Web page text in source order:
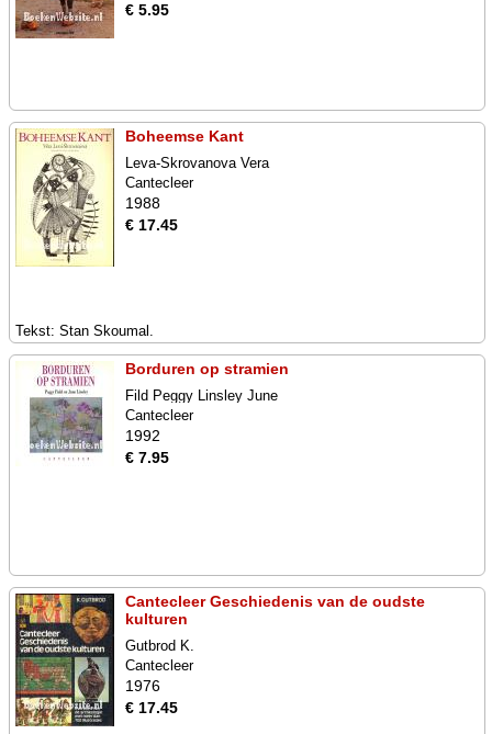
€ 5.95
Boheemse Kant
Leva-Skrovanova Vera
Cantecleer
1988
€ 17.45
Tekst: Stan Skoumal.
Borduren op stramien
Fild Peggy Linsley June
Cantecleer
1992
€ 7.95
Cantecleer Geschiedenis van de oudste
kulturen
Gutbrod K.
Cantecleer
1976
€ 17.45